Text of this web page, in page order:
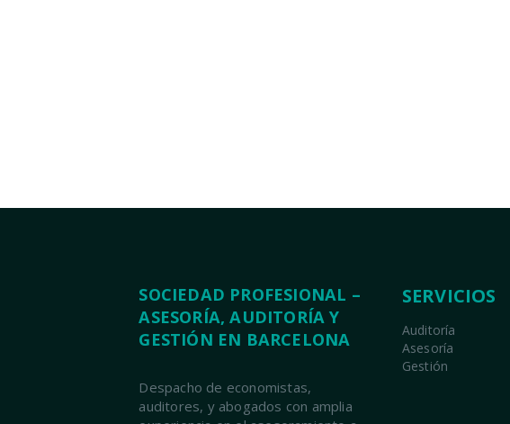
SOCIEDAD PROFESIONAL –
ASESORÍA, AUDITORÍA Y
GESTIÓN EN BARCELONA
Despacho de economistas,
auditores, y abogados con amplia
SERVICIOS
Auditoría
Asesoría
Gestión